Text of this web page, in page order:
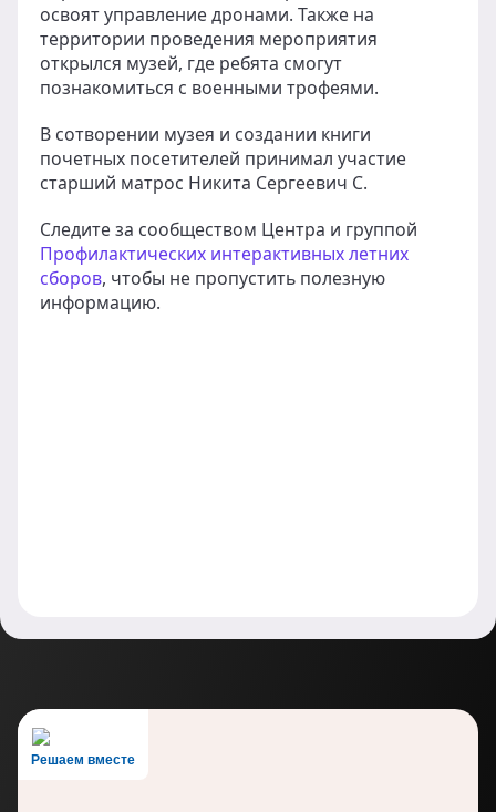
освоят управление дронами. Также на
территории проведения мероприятия
открылся музей, где ребята смогут
познакомиться с военными трофеями.
В сотворении музея и создании книги
почетных посетителей принимал участие
старший матрос Никита Сергеевич С.
Следите за сообществом Центра и группой
Профилактических интерактивных летних
сборов, чтобы не пропустить полезную
информацию.
Решаем вместе